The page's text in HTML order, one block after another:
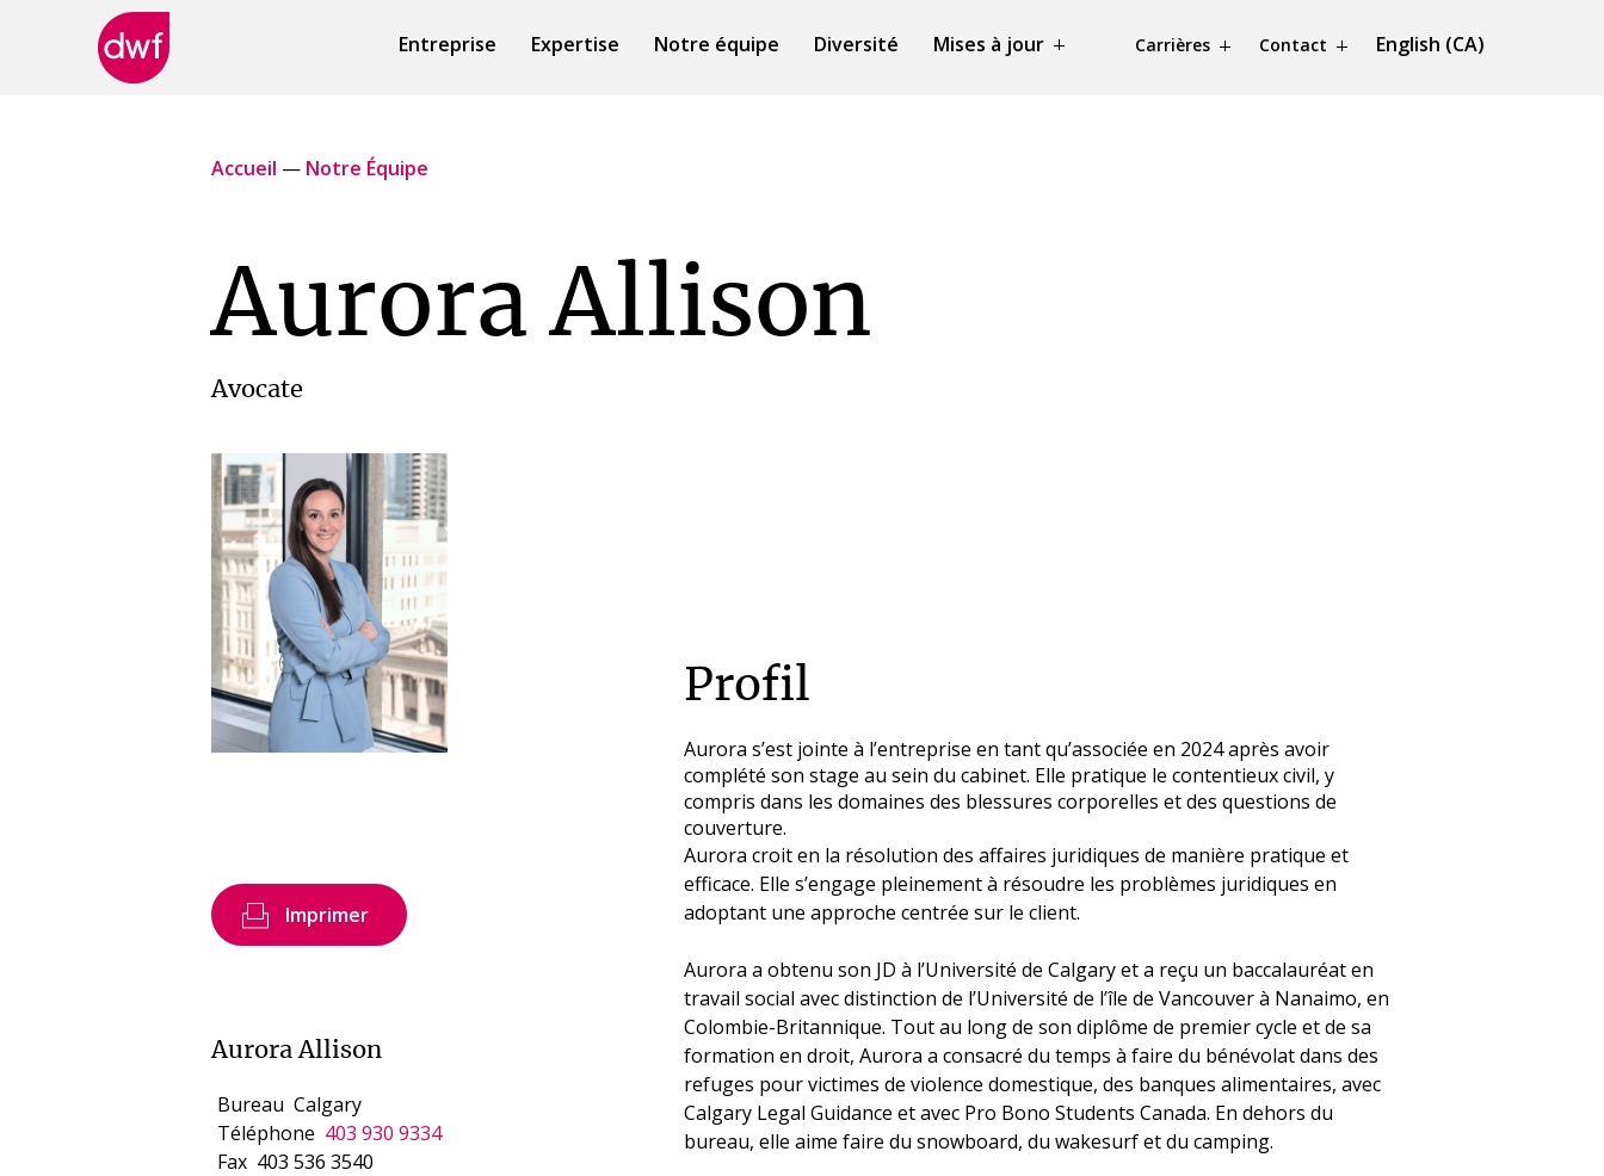
Entreprise Expertise Notre équipe Diversité Mises à jour Carrières Contact English (CA)
Accueil — Notre Équipe
Aurora Allison
Avocate
Imprimer
Aurora Allison
Bureau Calgary
Téléphone 403 930 9334
Fax 403 536 3540
Profil
Aurora s’est jointe à l’entreprise en tant qu’associée en 2024 après avoir
complété son stage au sein du cabinet. Elle pratique le contentieux civil, y
compris dans les domaines des blessures corporelles et des questions de
couverture.
Aurora croit en la résolution des affaires juridiques de manière pratique et
efficace. Elle s’engage pleinement à résoudre les problèmes juridiques en
adoptant une approche centrée sur le client.
Aurora a obtenu son JD à l’Université de Calgary et a reçu un baccalauréat en
travail social avec distinction de l’Université de l’île de Vancouver à Nanaimo, en
Colombie-Britannique. Tout au long de son diplôme de premier cycle et de sa
formation en droit, Aurora a consacré du temps à faire du bénévolat dans des
refuges pour victimes de violence domestique, des banques alimentaires, avec
Calgary Legal Guidance et avec Pro Bono Students Canada. En dehors du
bureau, elle aime faire du snowboard, du wakesurf et du camping.